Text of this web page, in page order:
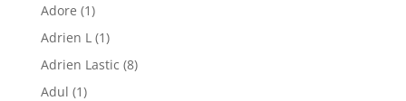
Adore (1)
Adrien L (1)
Adrien Lastic (8)
Adul (1)